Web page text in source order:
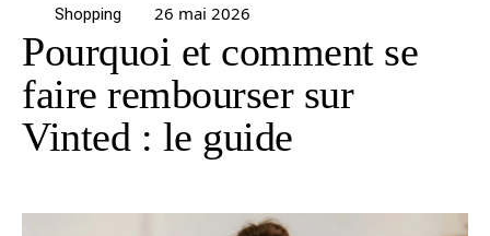
Shopping 26 mai 2026
Pourquoi et comment se
faire rembourser sur
Vinted : le guide